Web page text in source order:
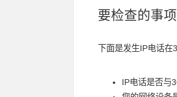
要检查的事项
下面是发生IP电话在
IP电话是否与